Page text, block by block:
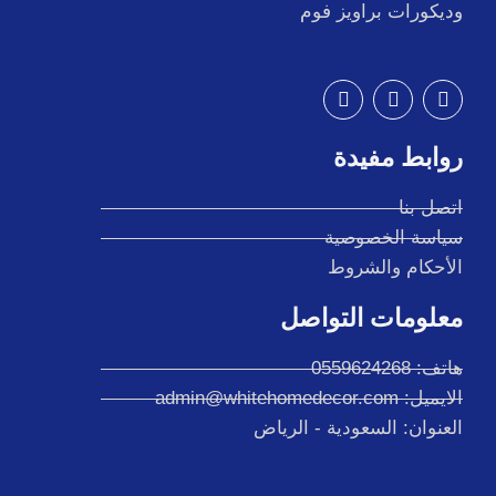
وديكورات براويز فوم
F
a
e
b
o
k
T
w
t
r
I
n
t
a
r
m
روابط مفيدة
اتصل بنا
سياسة الخصوصية
الأحكام والشروط
معلومات التواصل
هاتف: 0559624268
الايميل: admin@whitehomedecor.com
العنوان: السعودية - الرياض